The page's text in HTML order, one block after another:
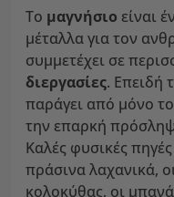
Το μαγνήσιο είναι
μέταλλα για τον
συμμετέχει σε
διεργασίες. Επειδή
παράγει από μόνο
την επαρκή
Καλές φυσικές
πράσινα λαχανικά,
κολοκύθας, οι